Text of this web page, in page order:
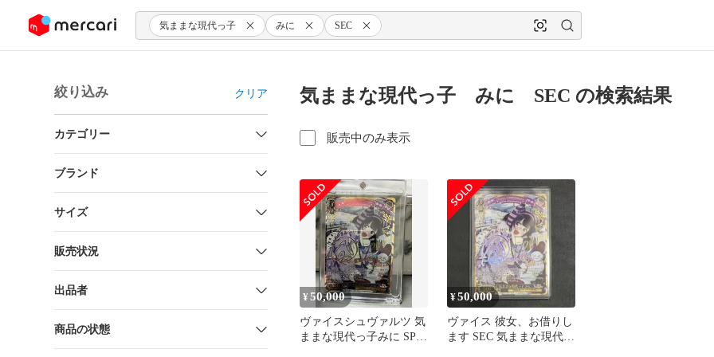
ツにスキップ 気ままな現代っ子 みに SEC
絞り込み クリア
カテゴリー
ブランド
サイズ
販売状況
出品者
商品の状態
気ままな現代っ子 みに SEC の検索結果
販売中のみ表示
¥50,000
ヴァイスシュヴァルツ 気
ままな現代っ子みに SP
¥50,000
ヴァイス 彼女、お借りし
ます SEC 気ままな現代っ